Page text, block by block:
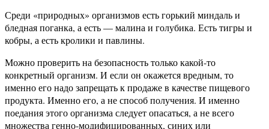
Среди «природных» организмов есть горький миндаль и
бледная поганка, а есть — малина и голубика. Есть тигры и
кобры, а есть кролики и павлины.
Можно проверить на безопасность только какой-то
конкретный организм. И если он окажется вредным, то
именно его надо запрещать к продаже в качестве пищевого
продукта. Именно его, а не способ получения. И именно
поедания этого организма следует опасаться, а не всего
множества генно-модифицированных, синих или